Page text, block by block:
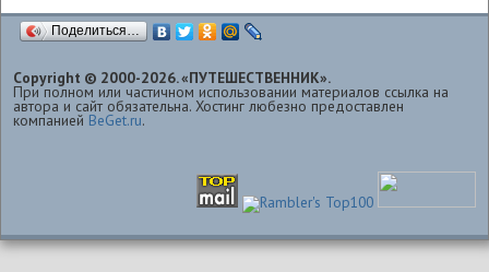
Поделиться…
Copyright © 2000-2026. «ПУТЕШЕСТВЕННИК».
При полном или частичном использовании материалов ссылка на
автора и сайт обязательна. Хостинг любезно предоставлен
компанией BeGet.ru.